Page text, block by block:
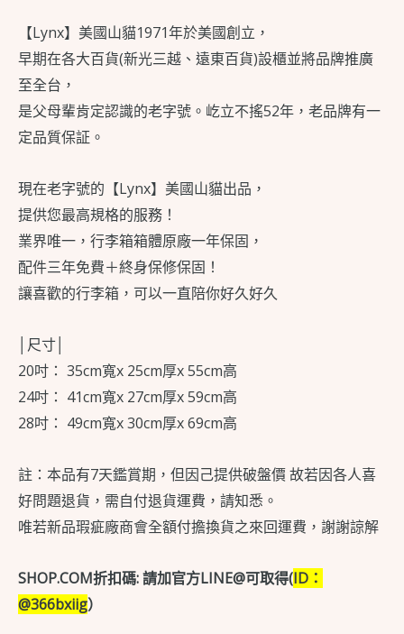
【Lynx】美國山貓1971年於美國創立，
早期在各大百貨(新光三越、遠東百貨)設櫃並將品牌推廣
至全台，
是父母輩肯定認識的老字號。屹立不搖52年，老品牌有一
定品質保証。
現在老字號的【Lynx】美國山貓出品，
提供您最高規格的服務！
業界唯一，行李箱箱體原廠一年保固，
配件三年免費＋終身保修保固！
讓喜歡的行李箱，可以一直陪你好久好久
│尺寸│
20吋： 35cm寬x 25cm厚x 55cm高
24吋： 41cm寬x 27cm厚x 59cm高
28吋： 49cm寬x 30cm厚x 69cm高
註：本品有7天鑑賞期，但因己提供破盤價 故若因各人喜
好問題退貨，需自付退貨運費，請知悉。
唯若新品瑕疵廠商會全額付擔換貨之來回運費，謝謝諒解
SHOP.COM折扣碼: 請加官方LINE@可取得(ID：
@366bxiig）
保
修
保
固
（詳
圖
解)
數
量